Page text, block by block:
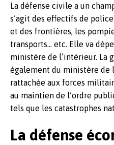
La défense civile a un
s’agit des effectifs de
et des frontières, les
transports… etc. Elle va
ministère de l’intérieur. La
également du ministère de
rattachée aux forces
au maintien de l’ordre
tels que les catastrophes
La défense